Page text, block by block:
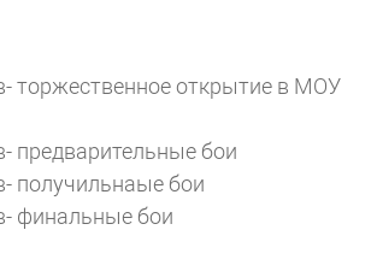
торжественное открытие в МОУ
предварительные бои
получильнаые бои
финальные бои